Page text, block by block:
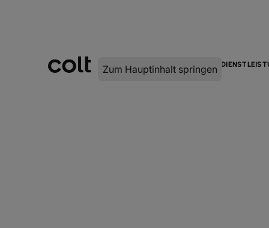
Zum Hauptinhalt springen
INFRASTRUKTUR DIGITAL